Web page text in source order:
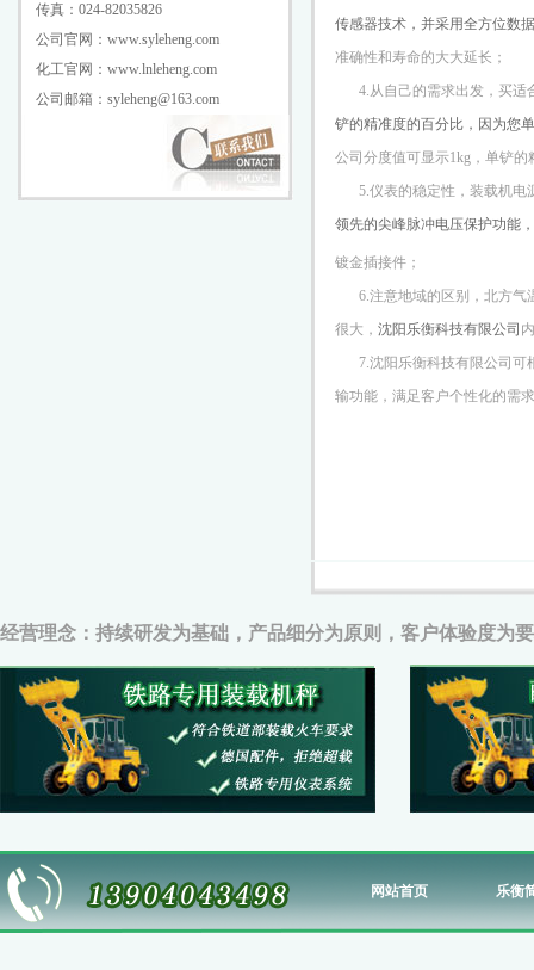
传真：024-82035826
公司官网：www.syleheng.com
化工官网：www.lnleheng.com
公司邮箱：syleheng@163.com
传感器技术，并采用全方位数
准确性和寿命的大大延长；
4.从自己的需求出发，买适
铲的精准度的百分比，因为您
公司分度值可显示1kg，单铲
5.仪表的稳定性，装载机
领先的尖峰脉冲电压保护功能
镀金插接件；
6.注意地域的区别，北方气
很大， 沈阳乐衡科技有限公司
7.沈阳乐衡科技有限公司
输功能，满足客户个性化的需
经营理念：持续研发为基础，产品细分为原则，客户体验度为
网站首页 乐衡